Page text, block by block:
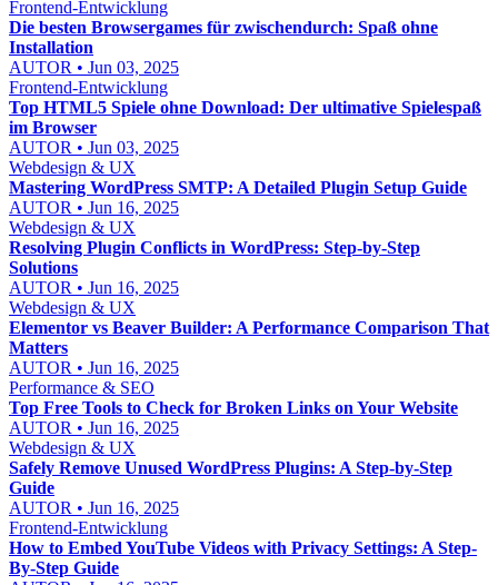
Frontend-Entwicklung
Die besten Browsergames für zwischendurch: Spaß ohne
Installation
AUTOR • Jun 03, 2025
Frontend-Entwicklung
Top HTML5 Spiele ohne Download: Der ultimative Spielespaß
im Browser
AUTOR • Jun 03, 2025
Webdesign & UX
Mastering WordPress SMTP: A Detailed Plugin Setup Guide
AUTOR • Jun 16, 2025
Webdesign & UX
Resolving Plugin Conflicts in WordPress: Step-by-Step
Solutions
AUTOR • Jun 16, 2025
Webdesign & UX
Elementor vs Beaver Builder: A Performance Comparison That
Matters
AUTOR • Jun 16, 2025
Performance & SEO
Top Free Tools to Check for Broken Links on Your Website
AUTOR • Jun 16, 2025
Webdesign & UX
Safely Remove Unused WordPress Plugins: A Step-by-Step
Guide
AUTOR • Jun 16, 2025
Frontend-Entwicklung
How to Embed YouTube Videos with Privacy Settings: A Step-
By-Step Guide